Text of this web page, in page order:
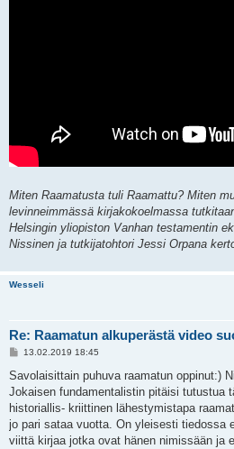
Miten Raamatusta tuli Raamattu? Miten
levinneimmässä kirjakokoelmassa
Helsingin yliopiston Vanhan testamentin
Nissinen ja tutkijatohtori Jessi Orpana
Wesseli
Re: Raamatun alkuperästä video
V
e
t
i
13.02.2019 18:45
Savolaisittain puhuva raamatun oppinut:)
Jokaisen fundamentalistin pitäisi tutustua
historiallis- kriittinen lähestymistapa
jo pari sataa vuotta. On yleisesti tiedossa
viittä kirjaa jotka ovat hänen nimissään ja